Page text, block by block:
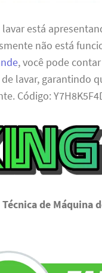
lavar está
não está
, você pode
lavar, garantindo
Código:
de Máquina